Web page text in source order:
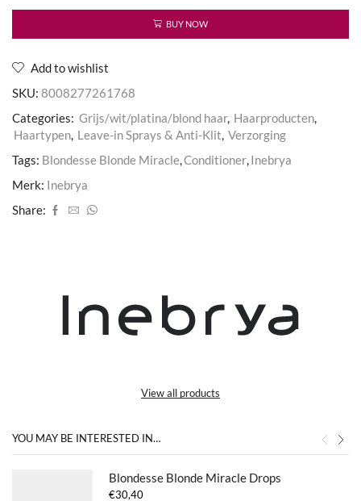
Bi-
Conditioner
BUY NOW
Add to wishlist
SKU: 8008277261768
Categories: Grijs/wit/platina/blond haar, Haarproducten,
Haartypen, Leave-in Sprays & Anti-Klit, Verzorging
Tags: Blondesse Blonde Miracle,Conditioner,Inebrya
Merk: Inebrya
Share:
View all products
YOU MAY BE INTERESTED IN…
Blondesse Blonde Miracle Drops
€30,40